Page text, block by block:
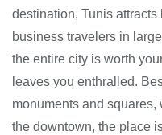
destination, Tunis
business travelers in
the entire city is worth
leaves you enthralled.
monuments and
the downtown, the place